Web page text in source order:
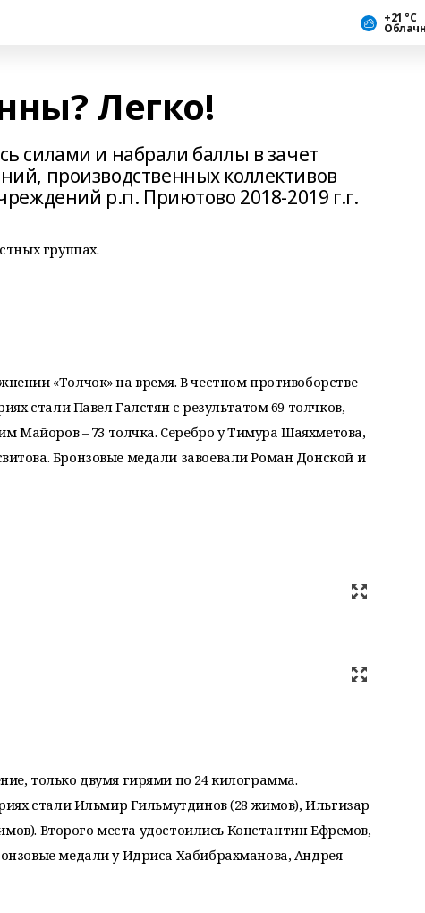
+21 °С
Легко!
силами и набрали баллы в зачет
производственных коллективов
р.п. Приютово 2018-2019 г.г.
группах.
«Толчок» на время. В честном противоборстве
стали Павел Галстян с результатом 69 толчков,
Майоров – 73 толчка. Серебро у Тимура Шаяхметова,
Бронзовые медали завоевали Роман Донской и
только двумя гирями по 24 килограмма.
стали Ильмир Гильмутдинов (28 жимов), Ильгизар
Второго места удостоились Константин Ефремов,
медали у Идриса Хабибрахманова, Андрея